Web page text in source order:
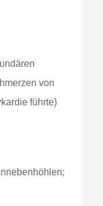
von
führte)